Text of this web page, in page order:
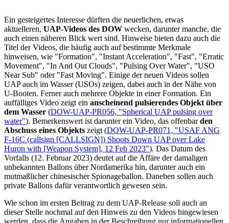
Ein gesteigertes Interesse dürften die neuerlichen, etwas
aktuelleren, UAP-Videos des DOW wecken, darunter manche, die
auch einen näheren Blick wert sind. Hinweise bieten dazu auch die
Titel der Videos, die häufig auch auf bestimmte Merkmale
hinweisen, wie "Formation", "Instant Acceleration", "Fast", "Erratic
Movement", "In And Out Clouds", "Pulsing Over Water", "USO
Near Sub" oder "Fast Moving". Einige der neuen Videos sollen
UAP auch im Wasser (USOs) zeigen, dabei auch in der Nähe von
U-Booten. Ferner auch mehrere Objekte in einer Formation. Ein
auffälliges Video zeigt ein anscheinend pulsierendes Objekt über
dem Wasser (DOW-UAP-PR056, "Spherical UAP pulsing over
water"). Bemerkenswert ist darunter ein Video, das offenbarden
Abschuss eines Objekts zeigt (DOW-UAP-PR071, "USAF ANG
F-16C (callsign [CALLSIGN]) Shoots Down UAP over Lake
Huron with [Weapon System], 12 Feb 2023"). Das Datum des
Vorfalls (12. Februar 2023) deutet auf die Affäre der damaligen
unbekannten Ballons über Nordamerika hin, darunter auch ein
mutmaßlicher chinesischer Spionageballon. Daneben sollen auch
private Ballons dafür verantwortlich gewesen sein.
Wie schon im ersten Beitrag zu dem UAP-Release soll auch an
dieser Stelle nochmal auf den Hinweis zu den Videos hingewiesen
werden, dass die Angaben in der Beschreibung nur informationellen